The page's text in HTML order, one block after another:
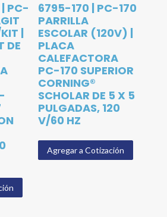
PC-
|
DE
6795-170 | PC-170
PARRILLA
ESCOLAR (120V) |
PLACA
CALEFACTORA
PC-170 SUPERIOR
CORNING®
SCHOLAR DE 5 X 5
PULGADAS, 120
V/60 HZ
Agregar a Cotización